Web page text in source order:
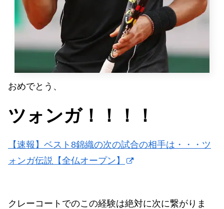
おめでとう、
ツォンガ！！！！
【速報】ベスト8錦織の次の試合の相手は・・・ツ
ォンガ伝説【全仏オープン】
クレーコートでのこの経験は絶対に次に繋がりま